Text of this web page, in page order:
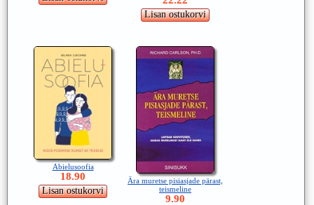
Abielusoofia
18.90
Ära muretse pisiasjade pärast,
teismeline
9.90